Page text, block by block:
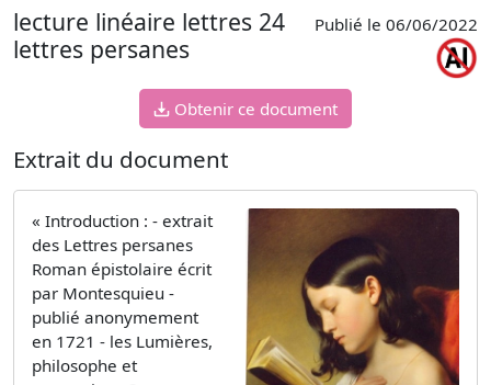
lecture linéaire lettres 24
lettres persanes
Publié le 06/06/2022
Obtenir ce document
Extrait du document
« Introduction : - extrait
des Lettres persanes
Roman épistolaire écrit
par Montesquieu -
publié anonymement
en 1721 - les Lumières,
philosophe et